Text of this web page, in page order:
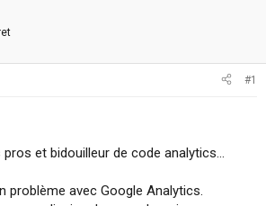
#1
et bidouilleur de code analytics...
problème avec Google Analytics.